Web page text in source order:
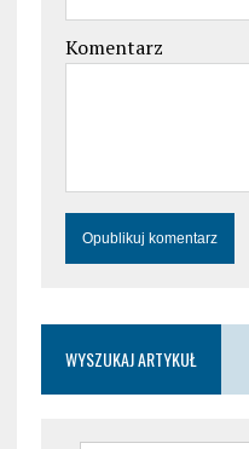
Komentarz
WYSZUKAJ ARTYKUŁ